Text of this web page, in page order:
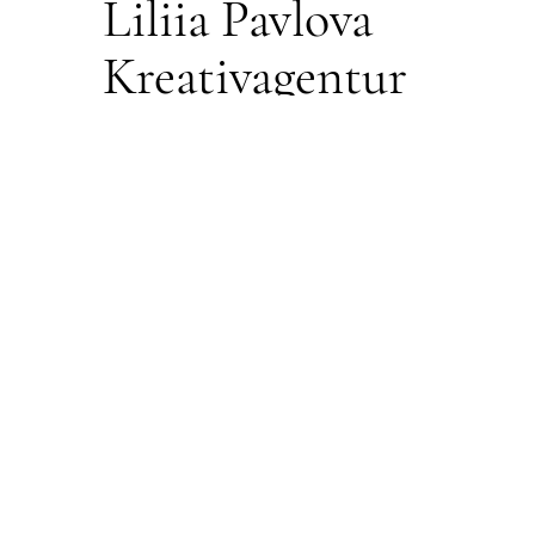
Liliia Pavlova
Kreativagentur